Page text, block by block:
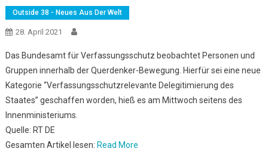
Outside 38 - Neues Aus Der Welt
28. April 2021
Das Bundesamt für Verfassungsschutz beobachtet Personen und
Gruppen innerhalb der Querdenker-Bewegung. Hierfür sei eine neue
Kategorie “Verfassungsschutzrelevante Delegitimierung des
Staates” geschaffen worden, hieß es am Mittwoch seitens des
Innenministeriums.
Quelle: RT DE
Gesamten Artikel lesen: Read More